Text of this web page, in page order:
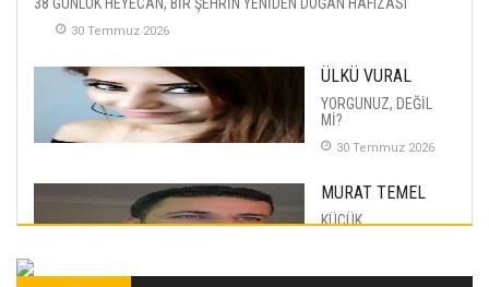
30 Temmuz 2026
ÜLKÜ VURAL
YORGUNUZ, DEĞİL
Mİ?
30 Temmuz 2026
MURAT TEMEL
KÜÇÜK